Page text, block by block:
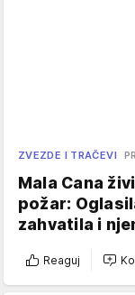
ZVEZDE I TRAČEVI
Mala Cana
požar:
zahvatila i
Reaguj